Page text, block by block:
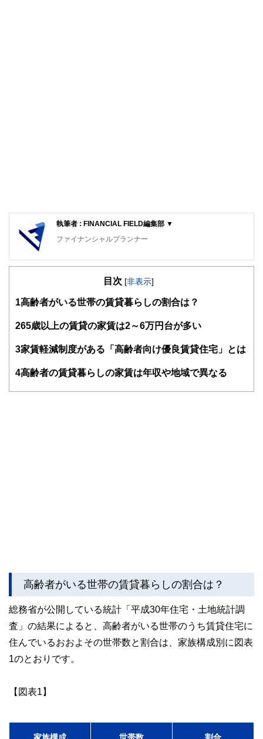
執筆者 : FINANCIAL FIELD編集部 ▼
ファイナンシャルプランナー
FinancialField編集部は、金融、経済に関する記事を、日々
知識がない方でも理解できるようわかりやすく発信していま
得者を中心に「お金や暮らし」に関する書籍・雑誌の編集経
験者で構成され、企画立案から記事掲載まですべての工程に
関わることで、読者目線のコンテンツを追求しています。
護士、税理士、宅地建物取引士、相続診断士、住宅ローンア
目次 [非表示]
1 高齢者がいる世帯の賃貸暮らしの割合は？
265歳以上の賃貸の家賃は2～6万円台が多い
3家賃軽減制度がある「高齢者向け優良賃貸住宅」とは
4高齢者の賃貸暮らしの家賃は年収や地域で異なる
高齢者がいる世帯の賃貸暮らしの割合は？
総務省が公開している統計「平成30年住宅・土地統計調
査」の結果によると、高齢者がいる世帯のうち賃貸住宅に
住んでいるおおよその世帯数と割合は、家族構成別に図表
1のとおりです。
【図表1】
家族構成 世帯数 割合